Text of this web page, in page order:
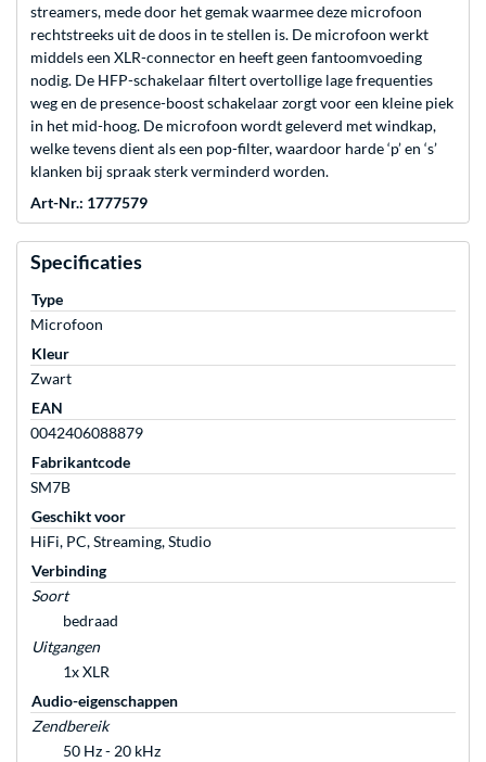
streamers, mede door het gemak waarmee deze microfoon
rechtstreeks uit de doos in te stellen is. De microfoon werkt
middels een XLR-connector en heeft geen fantoomvoeding
nodig. De HFP-schakelaar filtert overtollige lage frequenties
weg en de presence-boost schakelaar zorgt voor een kleine piek
in het mid-hoog. De microfoon wordt geleverd met windkap,
welke tevens dient als een pop-filter, waardoor harde ‘p’ en ‘s’
klanken bij spraak sterk verminderd worden.
Art-Nr.: 1777579
Specificaties
Type
Microfoon
Kleur
Zwart
EAN
0042406088879
Fabrikantcode
SM7B
Geschikt voor
HiFi, PC, Streaming, Studio
Verbinding
Soort
bedraad
Uitgangen
1x XLR
Audio-eigenschappen
Zendbereik
50 Hz - 20 kHz